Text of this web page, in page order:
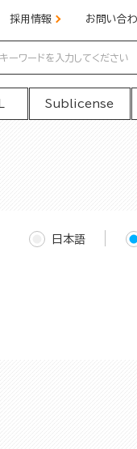
採用情報 お問い合
Sublicense
日本語